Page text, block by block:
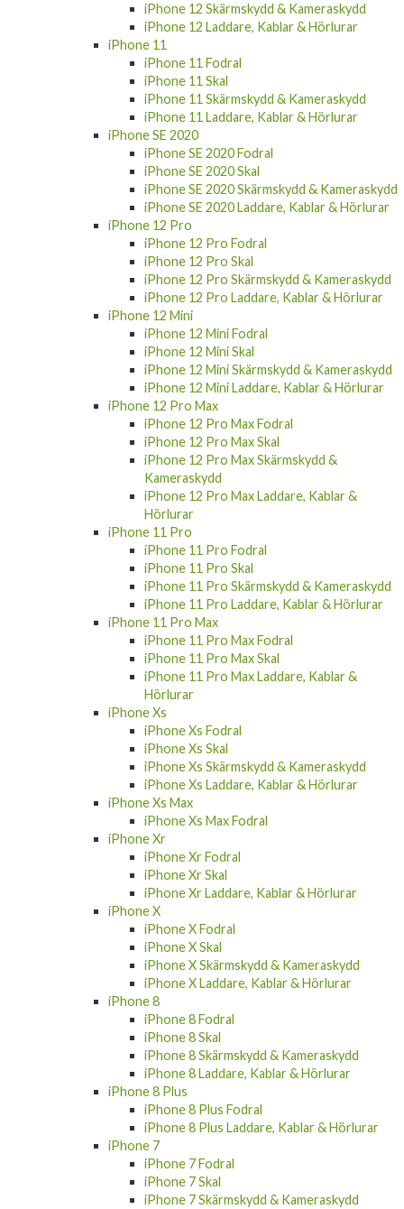
iPhone 12 Skärmskydd & Kameraskydd
iPhone 12 Laddare, Kablar & Hörlurar
iPhone 11
iPhone 11 Fodral
iPhone 11 Skal
iPhone 11 Skärmskydd & Kameraskydd
iPhone 11 Laddare, Kablar & Hörlurar
iPhone SE 2020
iPhone SE 2020 Fodral
iPhone SE 2020 Skal
iPhone SE 2020 Skärmskydd & Kameraskydd
iPhone SE 2020 Laddare, Kablar & Hörlurar
iPhone 12 Pro
iPhone 12 Pro Fodral
iPhone 12 Pro Skal
iPhone 12 Pro Skärmskydd & Kameraskydd
iPhone 12 Pro Laddare, Kablar & Hörlurar
iPhone 12 Mini
iPhone 12 Mini Fodral
iPhone 12 Mini Skal
iPhone 12 Mini Skärmskydd & Kameraskydd
iPhone 12 Mini Laddare, Kablar & Hörlurar
iPhone 12 Pro Max
iPhone 12 Pro Max Fodral
iPhone 12 Pro Max Skal
iPhone 12 Pro Max Skärmskydd &
Kameraskydd
iPhone 12 Pro Max Laddare, Kablar &
Hörlurar
iPhone 11 Pro
iPhone 11 Pro Fodral
iPhone 11 Pro Skal
iPhone 11 Pro Skärmskydd & Kameraskydd
iPhone 11 Pro Laddare, Kablar & Hörlurar
iPhone 11 Pro Max
iPhone 11 Pro Max Fodral
iPhone 11 Pro Max Skal
iPhone 11 Pro Max Laddare, Kablar &
Hörlurar
iPhone Xs
iPhone Xs Fodral
iPhone Xs Skal
iPhone Xs Skärmskydd & Kameraskydd
iPhone Xs Laddare, Kablar & Hörlurar
iPhone Xs Max
iPhone Xs Max Fodral
iPhone Xr
iPhone Xr Fodral
iPhone Xr Skal
iPhone Xr Laddare, Kablar & Hörlurar
iPhone X
iPhone X Fodral
iPhone X Skal
iPhone X Skärmskydd & Kameraskydd
iPhone X Laddare, Kablar & Hörlurar
iPhone 8
iPhone 8 Fodral
iPhone 8 Skal
iPhone 8 Skärmskydd & Kameraskydd
iPhone 8 Laddare, Kablar & Hörlurar
iPhone 8 Plus
iPhone 8 Plus Fodral
iPhone 8 Plus Laddare, Kablar & Hörlurar
iPhone 7
iPhone 7 Fodral
iPhone 7 Skal
iPhone 7 Skärmskydd & Kameraskydd